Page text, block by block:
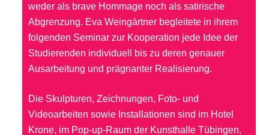
weder als brave Hommage noch als satirische
Abgrenzung. Eva Weingärtner begleitete in ihrem
folgenden Seminar zur Kooperation jede Idee der
Studierenden individuell bis zu deren genauer
Ausarbeitung und prägnanter Realisierung.
Die Skulpturen, Zeichnungen, Foto- und
Videoarbeiten sowie Installationen sind im Hotel
Krone, im Pop-up-Raum der Kunsthalle Tübingen,